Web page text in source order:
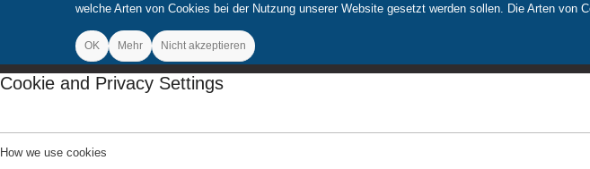
welche Arten von Cookies bei der Nutzung unserer Website gesetzt werden sollen. Die Arten von
OK Mehr Nicht akzeptieren
Cookie and Privacy Settings
How we use cookies